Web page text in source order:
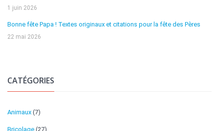
1 juin 2026
Bonne fête Papa ! Textes originaux et citations pour la fête des Pères
22 mai 2026
CATÉGORIES
Animaux (7)
Bricolage (27)